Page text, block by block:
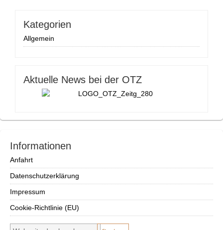
Kategorien
Allgemein
Aktuelle News bei der OTZ
Informationen
Anfahrt
Datenschutzerklärung
Impressum
Cookie-Richtlinie (EU)